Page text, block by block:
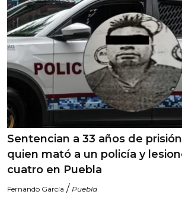
Sentencian a 33 años de
quien mató a un policía y
cuatro en Puebla
Fernando García / Puebla